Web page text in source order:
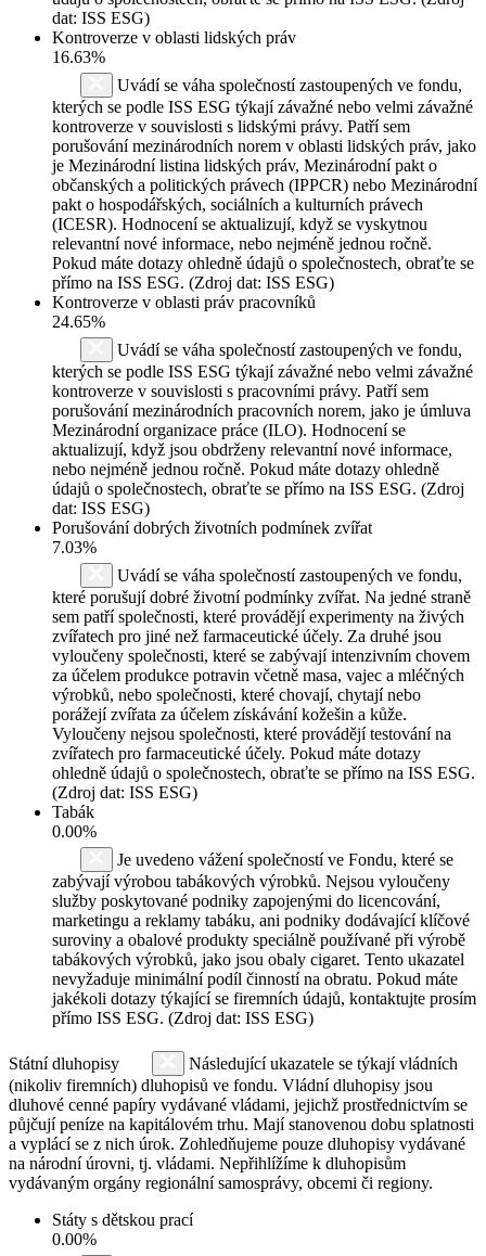
dat: ISS ESG)
Kontroverze v oblasti lidských práv
16.63%
Uvádí se váha společností zastoupených ve fondu,
kterých se podle ISS ESG týkají závažné nebo velmi závažné
kontroverze v souvislosti s lidskými právy. Patří sem
porušování mezinárodních norem v oblasti lidských práv, jako
je Mezinárodní listina lidských práv, Mezinárodní pakt o
občanských a politických právech (IPPCR) nebo Mezinárodní
pakt o hospodářských, sociálních a kulturních právech
(ICESR). Hodnocení se aktualizují, když se vyskytnou
relevantní nové informace, nebo nejméně jednou ročně.
Pokud máte dotazy ohledně údajů o společnostech, obraťte se
přímo na ISS ESG. (Zdroj dat: ISS ESG)
Kontroverze v oblasti práv pracovníků
24.65%
Uvádí se váha společností zastoupených ve fondu,
kterých se podle ISS ESG týkají závažné nebo velmi závažné
kontroverze v souvislosti s pracovními právy. Patří sem
porušování mezinárodních pracovních norem, jako je úmluva
Mezinárodní organizace práce (ILO). Hodnocení se
aktualizují, když jsou obdrženy relevantní nové informace,
nebo nejméně jednou ročně. Pokud máte dotazy ohledně
údajů o společnostech, obraťte se přímo na ISS ESG. (Zdroj
dat: ISS ESG)
Porušování dobrých životních podmínek zvířat
7.03%
Uvádí se váha společností zastoupených ve fondu,
které porušují dobré životní podmínky zvířat. Na jedné straně
sem patří společnosti, které provádějí experimenty na živých
zvířatech pro jiné než farmaceutické účely. Za druhé jsou
vyloučeny společnosti, které se zabývají intenzivním chovem
za účelem produkce potravin včetně masa, vajec a mléčných
výrobků, nebo společnosti, které chovají, chytají nebo
porážejí zvířata za účelem získávání kožešin a kůže.
Vyloučeny nejsou společnosti, které provádějí testování na
zvířatech pro farmaceutické účely. Pokud máte dotazy
ohledně údajů o společnostech, obraťte se přímo na ISS ESG.
(Zdroj dat: ISS ESG)
Tabák
0.00%
Je uvedeno vážení společností ve Fondu, které se
zabývají výrobou tabákových výrobků. Nejsou vyloučeny
služby poskytované podniky zapojenými do licencování,
marketingu a reklamy tabáku, ani podniky dodávající klíčové
suroviny a obalové produkty speciálně používané při výrobě
tabákových výrobků, jako jsou obaly cigaret. Tento ukazatel
nevyžaduje minimální podíl činností na obratu. Pokud máte
jakékoli dotazy týkající se firemních údajů, kontaktujte prosím
přímo ISS ESG. (Zdroj dat: ISS ESG)
Státní dluhopisy
Následující ukazatele se týkají vládních
(nikoliv firemních) dluhopisů ve fondu. Vládní dluhopisy jsou
dluhové cenné papíry vydávané vládami, jejichž prostřednictvím se
půjčují peníze na kapitálovém trhu. Mají stanovenou dobu splatnosti
a vyplácí se z nich úrok. Zohledňujeme pouze dluhopisy vydávané
na národní úrovni, tj. vládami. Nepřihlížíme k dluhopisům
vydávaným orgány regionální samosprávy, obcemi či regiony.
Státy s dětskou prací
0.00%